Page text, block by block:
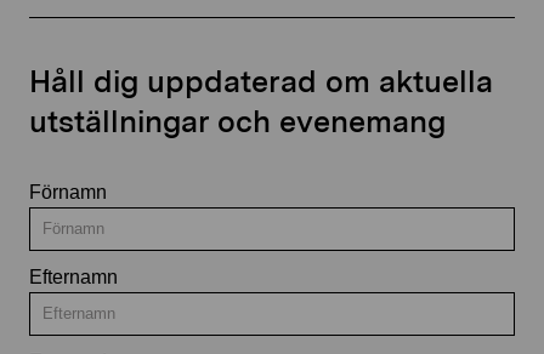
Håll dig uppdaterad om aktuella
utställningar och evenemang
Förnamn
Efternamn